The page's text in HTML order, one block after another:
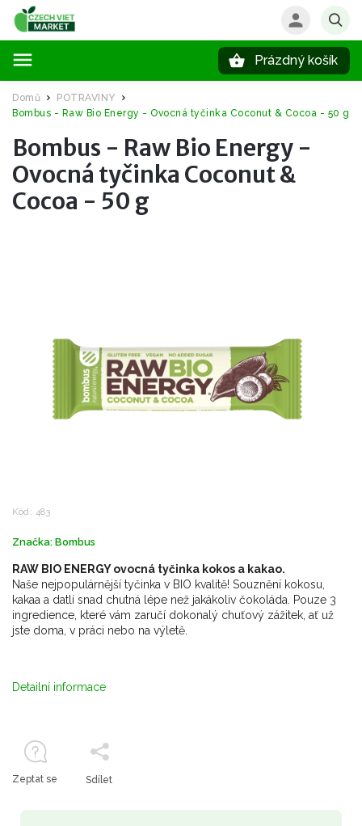
Prázdný košík
Domů / POTRAVINY
/
Bombus - Raw Bio Energy - Ovocná tyčinka Coconut & Cocoa - 50 g
Bombus - Raw Bio Energy -
Ovocná tyčinka Coconut &
Cocoa - 50 g
Kód: 483
Značka: Bombus
RAW BIO ENERGY ovocná tyčinka kokos a kakao.
Naše nejpopulárnější tyčinka v BIO kvalitě! Souznění kokosu,
kakaa a datlí snad chutná lépe než jakákoliv čokoláda. Pouze 3
ingredience, které vám zaručí dokonalý chuťový zážitek, ať už
jste doma, v práci nebo na výletě.
Detailní informace
Zeptat se Sdílet